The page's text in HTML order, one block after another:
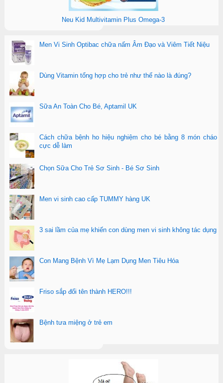
Neu Kid Multivitamin Plus Omega-3
Men Vi Sinh Optibac chữa nấm Âm Đạo và Viêm Tiết Niệu
Dùng Vitamin tổng hợp cho trẻ như thế nào là đúng?
Sữa An Toàn Cho Bé, Aptamil UK
Cách chữa bệnh ho hiệu nghiệm cho bé bằng 8 món cháo
cực dễ làm
Chọn Sữa Cho Trẻ Sơ Sinh - Bé Sơ Sinh
Men vi sinh cao cấp TUMMY hàng UK
3 sai lầm của mẹ khiến con dùng men vi sinh không tác dụng
Con Mang Bệnh Vì Mẹ Lạm Dụng Men Tiêu Hóa
Friso sắp đổi tên thành HERO!!!
Bệnh tưa miệng ở trẻ em